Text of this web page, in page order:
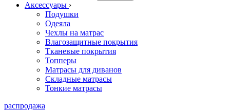
Аксессуары ›
Подушки
Одеяла
Чехлы на матрас
Влагозащитные покрытия
Тканевые покрытия
Топперы
Матрасы для диванов
Складные матрасы
Тонкие матрасы
распродажа